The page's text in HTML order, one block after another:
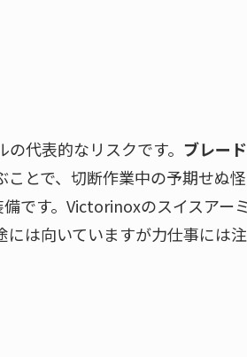
代表的なリスクです。 ブレード
ことで、切断作業中の予期せぬ怪
です。Victorinoxのスイスアー
は向いていますが力仕事には注